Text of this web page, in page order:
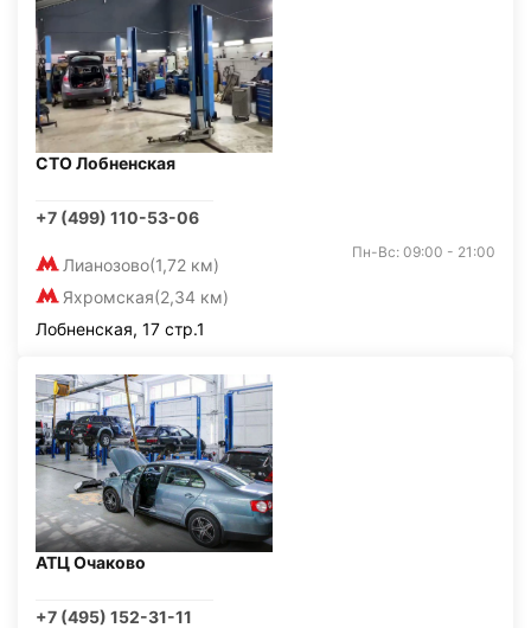
СТО Лобненская
+7 (499) 110-53-06
Лианозово(1,72 км)
Яхромская(2,34 км)
Пн-Вс: 09:00 - 21:00
Лобненская, 17 стр.1
АТЦ Очаково
+7 (495) 152-31-11